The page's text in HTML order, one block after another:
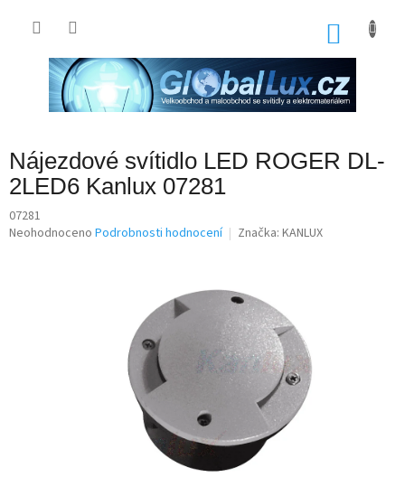
Nájezdové svítidlo LED ROGER DL-
2LED6 Kanlux 07281
07281
Průměrné
Neohodnoceno Podrobnosti hodnocení Značka: KANLUX